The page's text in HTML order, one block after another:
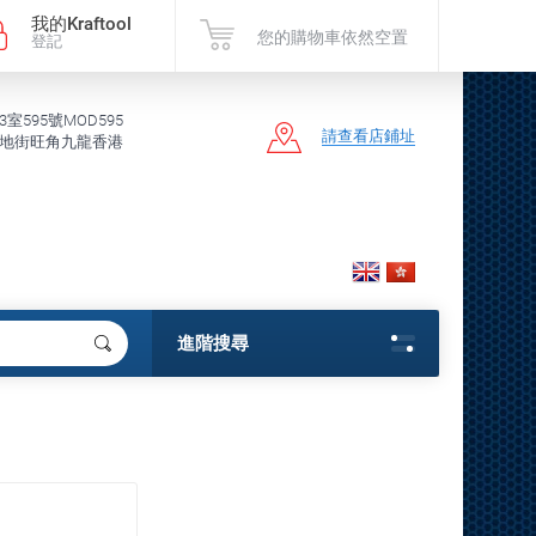
我的Kraftool
登記 您的購物車依然空置
室595號MOD595
街旺角九龍香港
請查看店鋪址
進階搜尋